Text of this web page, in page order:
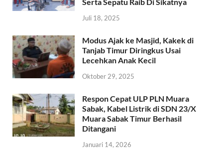
Serta Sepatu Raib Di Sikatnya
Juli 18, 2025
Modus Ajak ke Masjid, Kakek di
Tanjab Timur Diringkus Usai
Lecehkan Anak Kecil
Oktober 29, 2025
Respon Cepat ULP PLN Muara
Sabak, Kabel Listrik di SDN 23/X
Muara Sabak Timur Berhasil
Ditangani
Januari 14, 2026